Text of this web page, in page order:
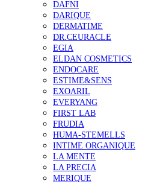
DAFNI
DARIQUE
DERMATIME
DR.CEURACLE
EGIA
ELDAN COSMETICS
ENDOCARE
ESTIME&SENS
EXOARIL
EVERYANG
FIRST LAB
FRUDIA
HUMA-STEMELLS
INTIME ORGANIQUE
LA MENTE
LA PRECIA
MERIQUE